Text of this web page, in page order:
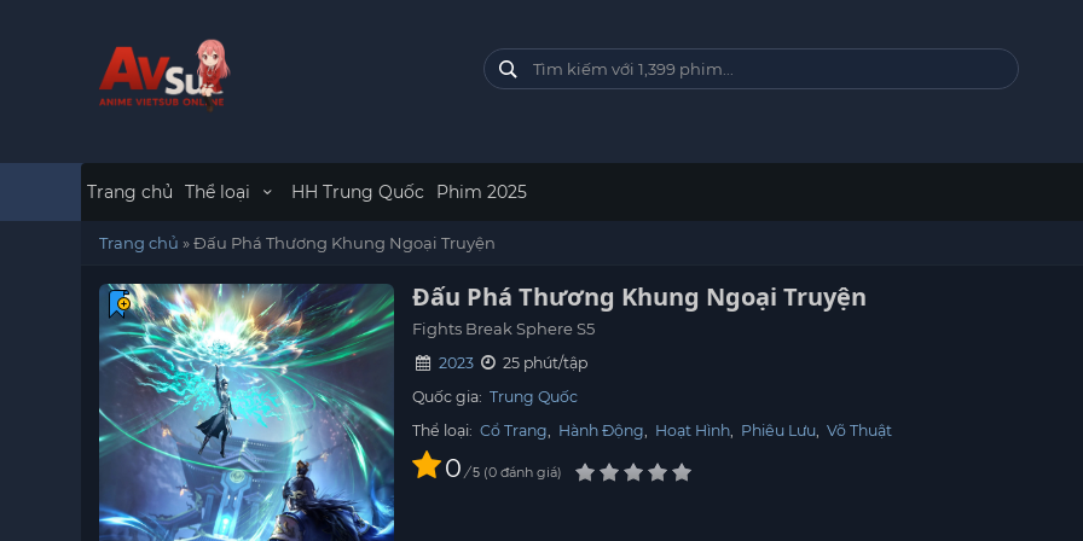
Trang chủ Thể loại HH Trung Quốc Phim 2025
Trang chủ »Đấu Phá Thương Khung Ngoại Truyện
Đấu Phá Thương Khung Ngoại Truyện
Fights Break Sphere S5
2023
25 phút/tập
Quốc gia: Trung Quốc
Thể loại: Cổ Trang, Hành Động, Hoạt Hình, Phiêu Lưu, Võ Thuật
0 / 5 0 đánh giá